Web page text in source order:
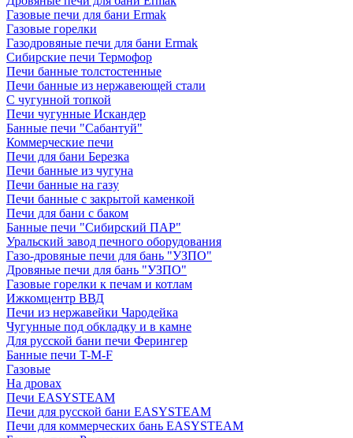
Газовые печи для бани Ermak
Газовые горелки
Газодровяные печи для бани Ermak
Сибирские печи Термофор
Печи банные толстостенные
Печи банные из нержавеющей стали
С чугунной топкой
Печи чугунные Искандер
Банные печи "Сабантуй"
Коммерческие печи
Печи для бани Березка
Печи банные из чугуна
Печи банные на газу
Печи банные с закрытой каменкой
Печи для бани с баком
Банные печи "Сибирский ПАР"
Уральский завод печного оборудования
Газо-дровяные печи для бань "УЗПО"
Дровяные печи для бань "УЗПО"
Газовые горелки к печам и котлам
Ижкомцентр ВВД
Печи из нержавейки Чародейка
Чугунные под обкладку и в камне
Для русской бани печи Ферингер
Банные печи T-M-F
Газовые
На дровах
Печи EASYSTEAM
Печи для русской бани EASYSTEAM
Печи для коммерческих бань EASYSTEAM